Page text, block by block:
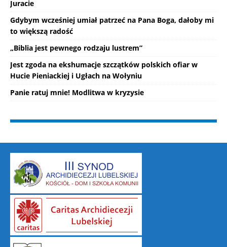
Juracie
Gdybym wcześniej umiał patrzeć na Pana Boga, dałoby mi
to większą radość
„Biblia jest pewnego rodzaju lustrem”
Jest zgoda na ekshumacje szczątków polskich ofiar w
Hucie Pieniackiej i Ugłach na Wołyniu
Panie ratuj mnie! Modlitwa w kryzysie